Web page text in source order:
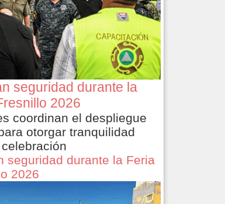
seguridad durante la
2026
coordinan el despliegue
otorgar tranquilidad
seguridad durante la Feria
2026